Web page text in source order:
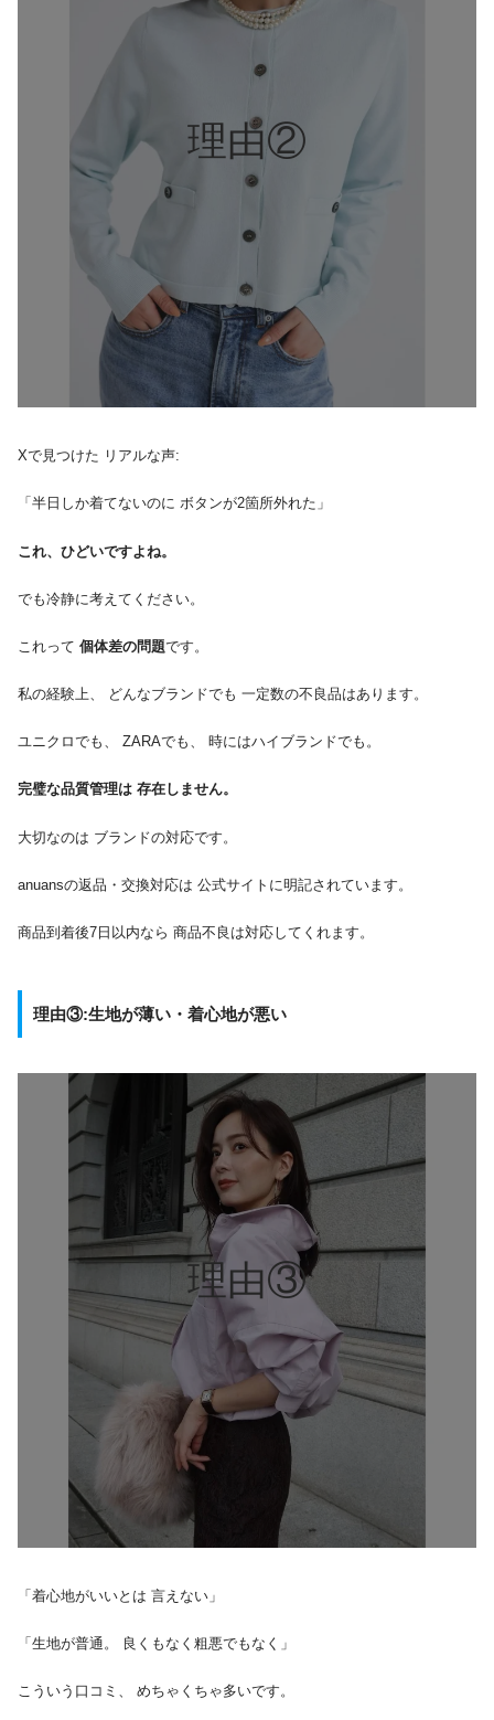
理由②
Xで見つけた リアルな声:
「半日しか着てないのに ボタンが2箇所外れた」
これ、ひどいですよね。
でも冷静に考えてください。
これって 個体差の問題です。
私の経験上、 どんなブランドでも 一定数の不良品はあります。
ユニクロでも、 ZARAでも、 時にはハイブランドでも。
完璧な品質管理は 存在しません。
大切なのは ブランドの対応です。
anuansの返品・交換対応は 公式サイトに明記されています。
商品到着後7日以内なら 商品不良は対応してくれます。
理由③:生地が薄い・着心地が悪い
理由③
「着心地がいいとは 言えない」
「生地が普通。 良くもなく粗悪でもなく」
こういう口コミ、 めちゃくちゃ多いです。